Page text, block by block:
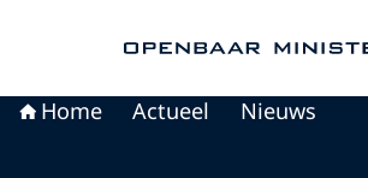
Home Actueel Nieuws